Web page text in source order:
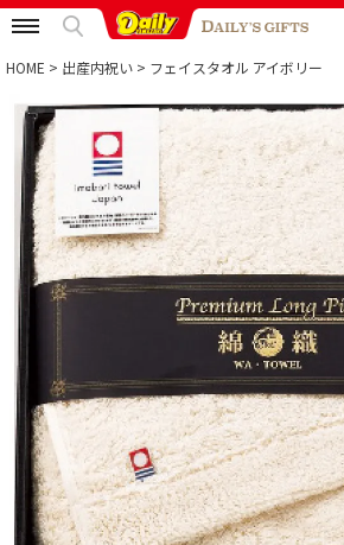
特集から選ぶ
予算から選ぶ
カテゴリから選ぶ
贈る相手から選ぶ
HOME 出産内祝い フェイスタオル アイボリー